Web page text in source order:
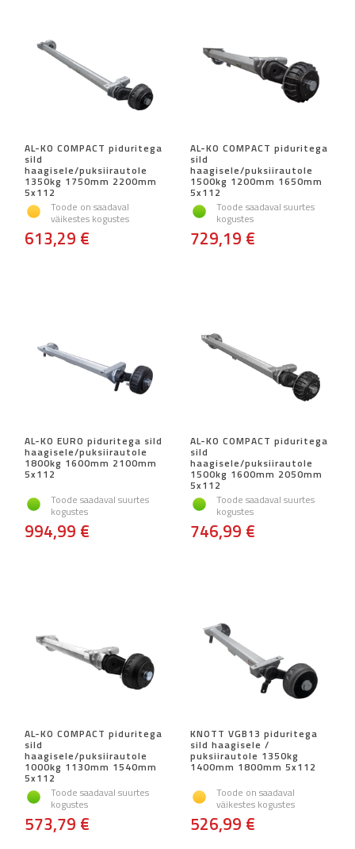
AL-KO COMPACT piduritega
sild
haagisele/puksiirautole
1350kg 1750mm 2200mm
5x112
Toode on saadaval
väikestes kogustes
613,29 €
AL-KO COMPACT piduritega
sild
haagisele/puksiirautole
1500kg 1200mm 1650mm
5x112
Toode saadaval suurtes
kogustes
729,19 €
AL-KO EURO piduritega sild
haagisele/puksiirautole
1800kg 1600mm 2100mm
5x112
Toode saadaval suurtes
kogustes
994,99 €
AL-KO COMPACT piduritega
sild
haagisele/puksiirautole
1500kg 1600mm 2050mm
5x112
Toode saadaval suurtes
kogustes
746,99 €
AL-KO COMPACT piduritega
sild
haagisele/puksiirautole
1000kg 1130mm 1540mm
5x112
Toode saadaval suurtes
kogustes
573,79 €
KNOTT VGB13 piduritega
sild haagisele /
puksiirautole 1350kg
1400mm 1800mm 5x112
Toode on saadaval
väikestes kogustes
526,99 €